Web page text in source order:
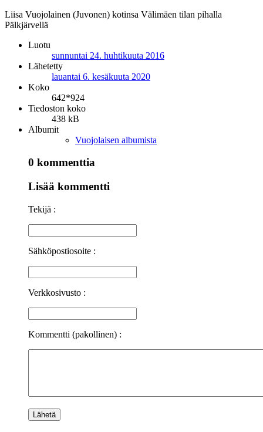
Liisa Vuojolainen (Juvonen) kotinsa Välimäen tilan pihalla
Pälkjärvellä
Luotu
sunnuntai 24. huhtikuuta 2016
Lähetetty
lauantai 6. kesäkuuta 2020
Koko
642*924
Tiedoston koko
438 kB
Albumit
Vuojolaisen albumista
0 kommenttia
Lisää kommentti
Tekijä :
Sähköpostiosoite :
Verkkosivusto :
Kommentti (pakollinen) :